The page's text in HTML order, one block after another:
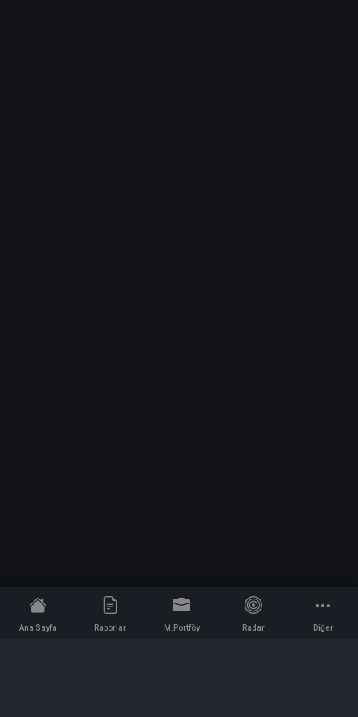
Ana Sayfa Raporlar M.Portföy Radar Diğer